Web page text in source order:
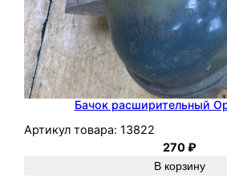
Бачок расширительный
Артикул товара: 13822
270₽
В корзину